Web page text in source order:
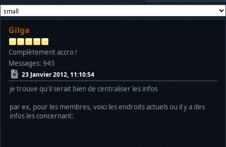
Gilga
Complètement accro !
Messages: 945
23 Janvier 2012, 11:10:54
je trouve qu'il serait bien de centraliser les infos
par ex, pour les membres, voici les endroits actuels ou il y a des
infos les concernant: